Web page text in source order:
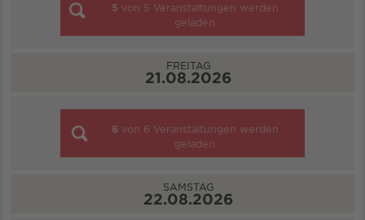
5 von 5 Veranstaltungen werden
geladen
FREITAG
21.08.2026
6 von 6 Veranstaltungen werden
geladen
SAMSTAG
22.08.2026